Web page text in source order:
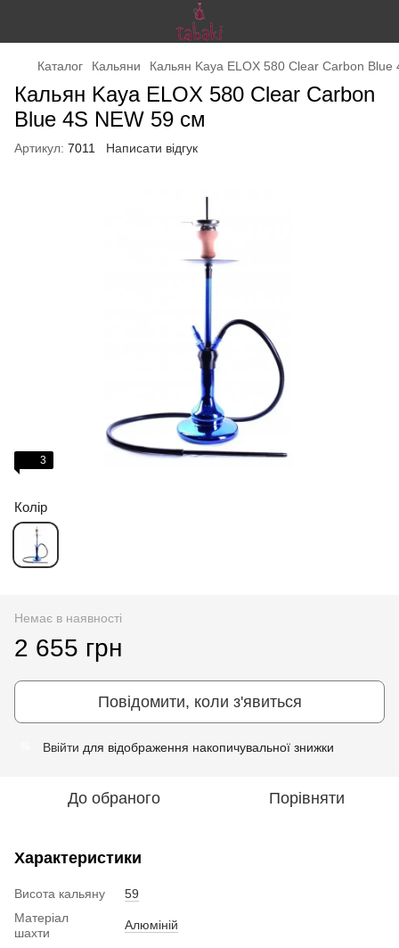
Каталог Кальяни Кальян Kaya ELOX 580 Clear Carbon Blue
Кальян Kaya ELOX 580 Clear Carbon
Blue 4S NEW 59 см
Артикул: 7011 Написати відгук
3
Колір
Немає в наявності
2 655 грн
Повідомити, коли з'явиться
Ввійти для відображення накопичувальної знижки
До обраного Порівняти
Характеристики
Висота кальяну
59
Матеріал
шахти
Алюміній